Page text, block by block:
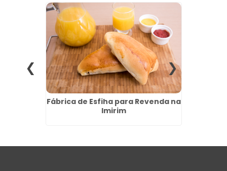
Fábrica de Esfiha para Revenda na
Imirim